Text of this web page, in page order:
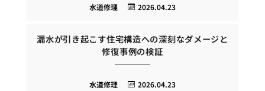
2026.04.23
水道修理
漏水が引き起こす住宅構造への深刻なダメージと
修復事例の検証
2026.04.23
水道修理